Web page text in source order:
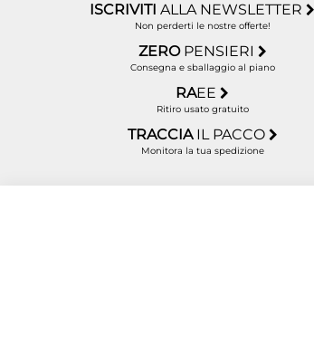
ISCRIVITIALLA NEWSLETTER
Non perderti le nostre offerte!
ZERO PENSIERI
Consegna e sballaggio al piano
RAEE
Ritiro usato gratuito
TRACCIA IL PACCO
Monitora la tua spedizione